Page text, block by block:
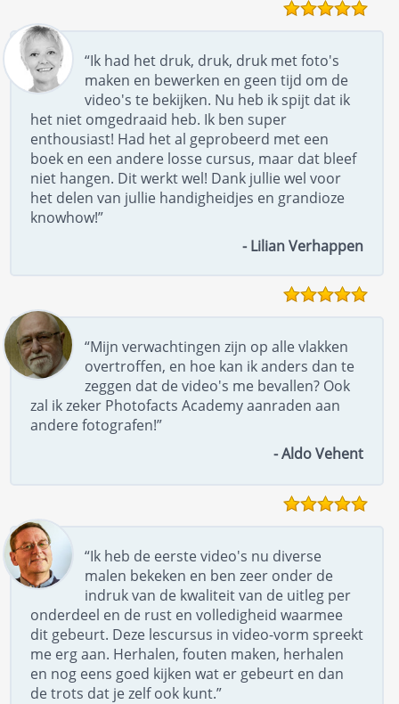
“Ik had het druk, druk, druk met foto's
maken en bewerken en geen tijd om de
video's te bekijken. Nu heb ik spijt dat ik
het niet omgedraaid heb. Ik ben super
enthousiast! Had het al geprobeerd met een
boek en een andere losse cursus, maar dat bleef
niet hangen. Dit werkt wel! Dank jullie wel voor
het delen van jullie handigheidjes en grandioze
knowhow!”
- Lilian Verhappen
“Mijn verwachtingen zijn op alle vlakken
overtroffen, en hoe kan ik anders dan te
zeggen dat de video's me bevallen? Ook
zal ik zeker Photofacts Academy aanraden aan
andere fotografen!”
- Aldo Vehent
“Ik heb de eerste video's nu diverse
malen bekeken en ben zeer onder de
indruk van de kwaliteit van de uitleg per
onderdeel en de rust en volledigheid waarmee
dit gebeurt. Deze lescursus in video-vorm spreekt
me erg aan. Herhalen, fouten maken, herhalen
en nog eens goed kijken wat er gebeurt en dan
de trots dat je zelf ook kunt.”